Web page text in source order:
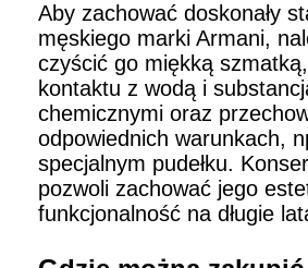
Aby zachować doskonały
męskiego marki Armani,
czyścić go miękką
kontaktu z wodą i
chemicznymi oraz
odpowiednich warunkach,
specjalnym pudełku.
pozwoli zachować jego
funkcjonalność na długie